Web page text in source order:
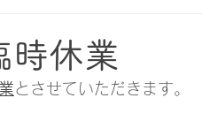
時休業
とさせていただきます。